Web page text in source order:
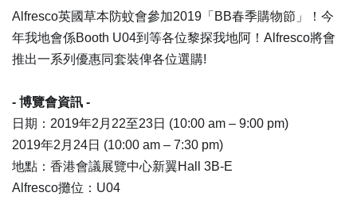
Alfresco英國草本防蚊會參加2019「BB春季購物節」！今
年我地會係Booth U04到等各位黎探我地阿！Alfresco將會
推出一系列優惠同套裝俾各位選購!
- 博覽會資訊 -
日期：2019年2月22至23日 (10:00 am – 9:00 pm)
2019年2月24日 (10:00 am – 7:30 pm)
地點：香港會議展覽中心新翼Hall 3B-E
Alfresco攤位：U04